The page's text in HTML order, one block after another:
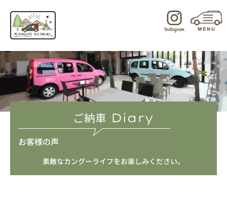
キ
ッ
プ
ご納車 Diary
お客様の声
素敵なカングーライフをお楽しみください。